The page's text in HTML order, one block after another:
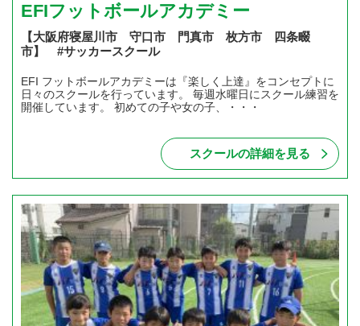
EFIフットボールアカデミー
【大阪府寝屋川市 守口市 門真市 枚方市 四条畷
市】 #サッカースクール
EFI フットボールアカデミーは『楽しく上達』をコンセプトに
日々のスクールを行っています。 毎週水曜日にスクール練習を
開催しています。 初めての子や女の子、・・・
スクールの詳細を見る